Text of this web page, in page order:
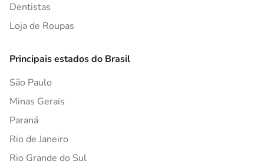
Dentistas
Loja de Roupas
Principais estados do Brasil
São Paulo
Minas Gerais
Paraná
Rio de Janeiro
Rio Grande do Sul